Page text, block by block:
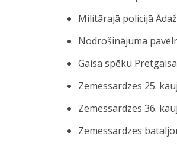
Militārajā policijā
Nodrošinājuma
Gaisa spēku
Zemessardzes 25.
Zemessardzes 36.
Zemessardzes